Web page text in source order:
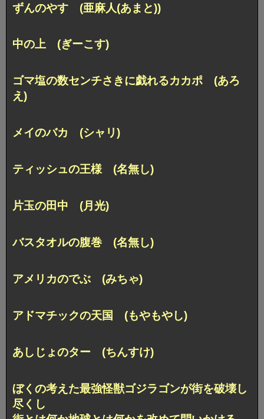
ずんのやす (亜麻人(あまと))
中の上 (ぎーこす)
ゴマ塩の数センチさきに戯れるカカポ (あろ
え)
メイのバカ (シャリ)
ティッシュの王様 (名無し)
片玉の田中 (月光)
バスタオルの腹巻 (名無し)
アメリカのでぶ (みちゃ)
アドマチックの天国 (もやもやし)
あしじょのター (ちんすけ)
ぼくの考えた最強怪獣ゴジラゴンが街を破壊し
尽くし